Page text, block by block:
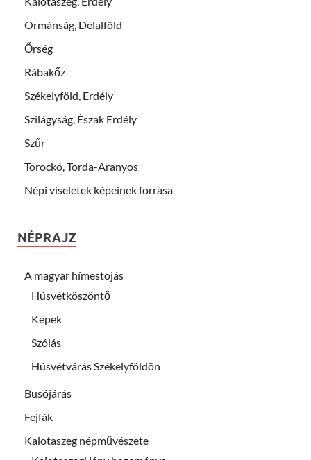
Ormánság, Délalföld
Őrség
Rábakőz
Székelyföld, Erdély
Szilágyság, Észak Erdély
Szűr
Torockó, Torda-Aranyos
Népi viseletek képeinek forrása
NÉPRAJZ
A magyar hímestojás
Húsvétköszöntő
Képek
Szólás
Húsvétvárás Székelyföldön
Busójárás
Fejfák
Kalotaszeg népművészete